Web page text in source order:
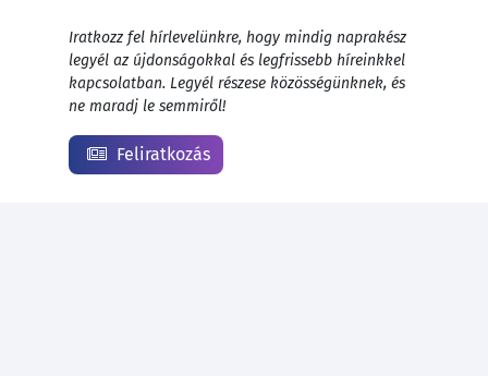
Iratkozz fel hírlevelünkre, hogy mindig naprakész
legyél az újdonságokkal és legfrissebb híreinkkel
kapcsolatban. Legyél részese közösségünknek, és
ne maradj le semmiről!
Feliratkozás